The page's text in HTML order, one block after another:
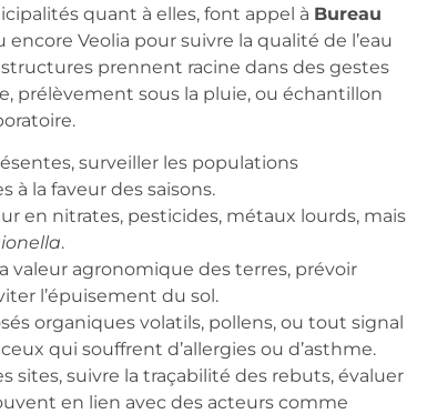
quant à elles, font appel à Bureau
encore Veolia pour suivre la qualité de l’eau
prennent racine dans des gestes
prélèvement sous la pluie, ou échantillon
surveiller les populations
à la faveur des saisons.
en nitrates, pesticides, métaux lourds, mais
.
valeur agronomique des terres, prévoir
l’épuisement du sol.
organiques volatils, pollens, ou tout signal
qui souffrent d’allergies ou d’asthme.
sites, suivre la traçabilité des rebuts, évaluer
en lien avec des acteurs comme